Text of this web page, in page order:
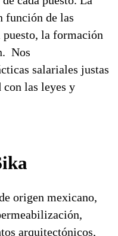
función de las
puesto, la formación
Nos
salariales justas
las leyes y
origen mexicano,
arquitectónicos,